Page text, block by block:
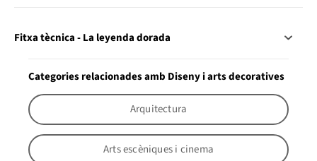
Fitxa tècnica - La leyenda dorada
Categories relacionades amb Diseny i arts decoratives
Arquitectura
Arts escèniques i cinema